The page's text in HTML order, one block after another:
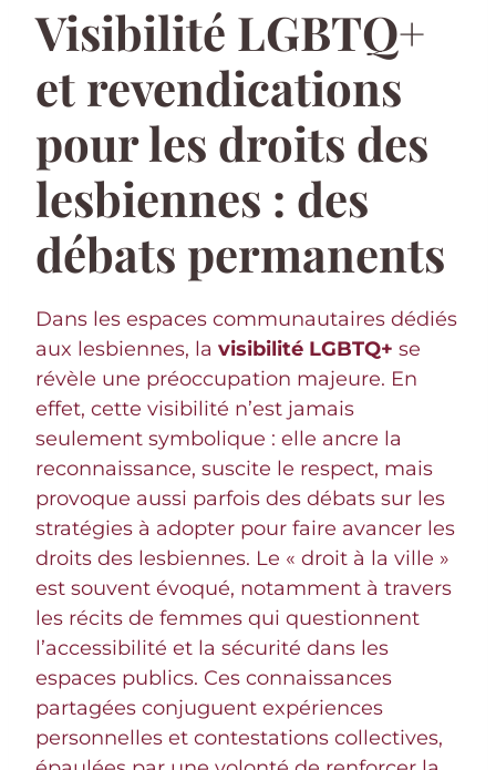
Visibilité LGBTQ+
et revendications
pour les droits des
lesbiennes : des
débats permanents
Dans les espaces communautaires dédiés
aux lesbiennes, la visibilité LGBTQ+ se
révèle une préoccupation majeure. En
effet, cette visibilité n’est jamais
seulement symbolique : elle ancre la
reconnaissance, suscite le respect, mais
provoque aussi parfois des débats sur les
stratégies à adopter pour faire avancer les
droits des lesbiennes. Le « droit à la ville »
est souvent évoqué, notamment à travers
les récits de femmes qui questionnent
l’accessibilité et la sécurité dans les
espaces publics. Ces connaissances
partagées conjuguent expériences
personnelles et contestations collectives,